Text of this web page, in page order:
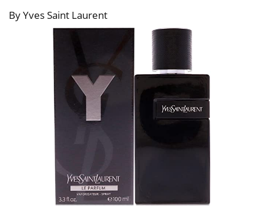
By Yves Saint Laurent